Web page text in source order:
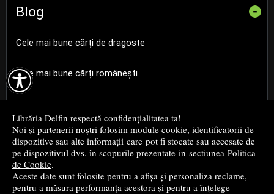

Librăria Delfin respectă confidențialitatea ta!
Noi și partenerii noștri folosim module cookie, identificatorii de
dispozitive sau alte informații care pot fi stocate sau accesate de
pe dispozitivul dvs. în scopurile prezentate in sectiunea Politica
de Cookie.
Aceste date sunt folosite pentru a afișa și personaliza reclame,
pentru a măsura performanța acestora și pentru a înțelege
Blog -
Cele mai bune cărți de dragoste
Cele mai bune cărți românești
Cele mai bune cărți de istorie
Top cărți beletristică